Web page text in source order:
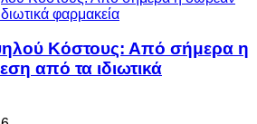
Κόστους: Από σήμερα η
από τα ιδιωτικά